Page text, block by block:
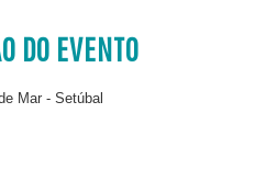
DO EVENTO
Mar - Setúbal